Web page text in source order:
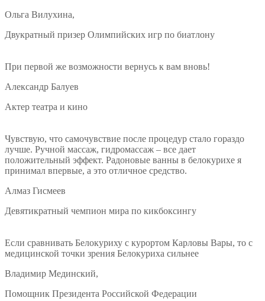
Ольга Вилухина,
Двукратный призер Олимпийских игр по биатлону
При первой же возможности вернусь к вам вновь!
Александр Балуев
Актер театра и кино
Чувствую, что самочувствие после процедур стало гораздо
лучше. Ручной массаж, гидромассаж – все дает
положительный эффект. Радоновые ванны в белокурихе я
принимал впервые, а это отличное средство.
Алмаз Гисмеев
Девятикратный чемпион мира по кикбоксингу
Если сравнивать Белокуриху с курортом Карловы Вары, то с
медицинской точки зрения Белокуриха сильнее
Владимир Мединский,
Помощник Президента Российской Федерации